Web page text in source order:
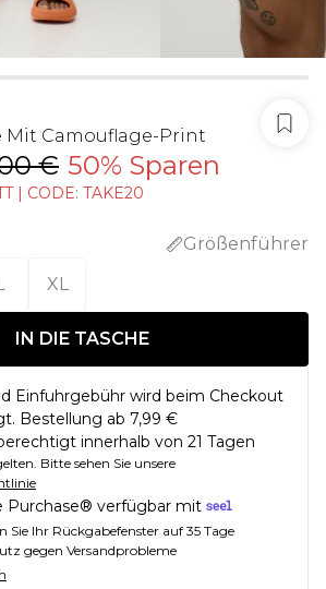
Mit Camouflage-Print
€ 50% Sparen
| CODE: TAKE20
Größenführer
XL
IN DIE TASCHE
Einfuhrgebühr wird beim Checkout
Bestellung ab 7,99 €
innerhalb von 21 Tagen
Bitte sehen Sie unsere
Purchase® verfügbar mit
Sie Ihr Rückgabefenster auf 35 Tage
gegen Versandprobleme